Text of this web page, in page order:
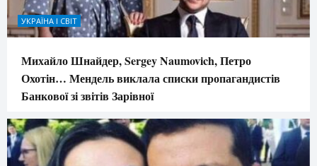
УКРАЇНА І СВІТ
Михайло Шнайдер, Sergey Naumovich, Петро
Охотін… Мендель виклала списки пропагандистів
Банкової зі звітів Зарівної